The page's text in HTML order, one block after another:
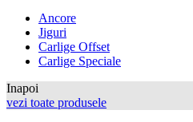
Ancore
Jiguri
Carlige Offset
Carlige Speciale
Inapoi
vezi toate produsele